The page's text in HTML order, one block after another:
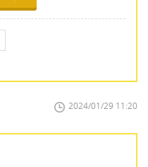
2024/01/29 11:20